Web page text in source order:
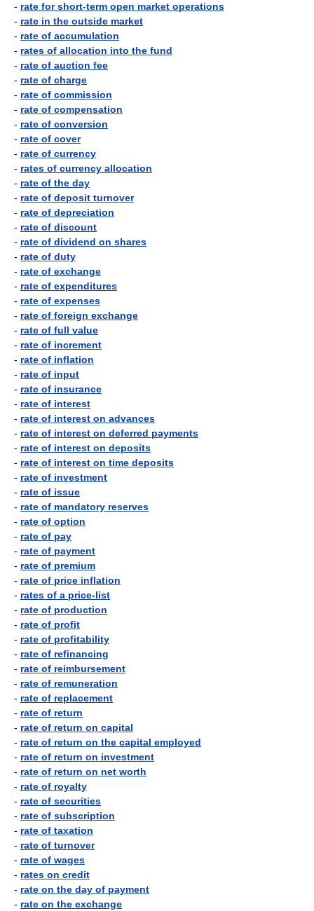
- rate for short-term open market operations
- rate in the outside market
- rate of accumulation
- rates of allocation into the fund
- rate of auction fee
- rate of charge
- rate of commission
- rate of compensation
- rate of conversion
- rate of cover
- rate of currency
- rates of currency allocation
- rate of the day
- rate of deposit turnover
- rate of depreciation
- rate of discount
- rate of dividend on shares
- rate of duty
- rate of exchange
- rate of expenditures
- rate of expenses
- rate of foreign exchange
- rate of full value
- rate of increment
- rate of inflation
- rate of input
- rate of insurance
- rate of interest
- rate of interest on advances
- rate of interest on deferred payments
- rate of interest on deposits
- rate of interest on time deposits
- rate of investment
- rate of issue
- rate of mandatory reserves
- rate of option
- rate of pay
- rate of payment
- rate of premium
- rate of price inflation
- rates of a price-list
- rate of production
- rate of profit
- rate of profitability
- rate of refinancing
- rate of reimbursement
- rate of remuneration
- rate of replacement
- rate of return
- rate of return on capital
- rate of return on the capital employed
- rate of return on investment
- rate of return on net worth
- rate of royalty
- rate of securities
- rate of subscription
- rate of taxation
- rate of turnover
- rate of wages
- rates on credit
- rate on the day of payment
- rate on the exchange